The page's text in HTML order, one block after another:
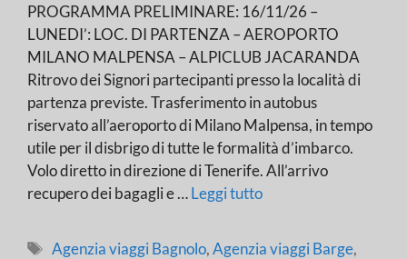
PROGRAMMA PRELIMINARE: 16/11/26 –
LUNEDI’: LOC. DI PARTENZA – AEROPORTO
MILANO MALPENSA – ALPICLUB JACARANDA
Ritrovo dei Signori partecipanti presso la località di
partenza previste. Trasferimento in autobus
riservato all’aeroporto di Milano Malpensa, in tempo
utile per il disbrigo di tutte le formalità d’imbarco.
Volo diretto in direzione di Tenerife. All’arrivo
recupero dei bagagli e …Leggi tutto
Tag
Agenzia viaggi Bagnolo,Agenzia viaggi Barge,